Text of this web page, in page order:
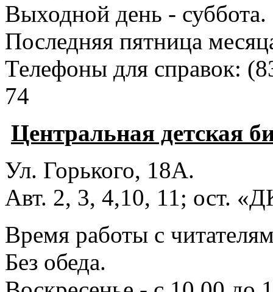
Выходной день - суббота.
Последняя пятница
Телефоны для справок:
74
Центральная детская
Ул. Горького, 18А.
Авт. 2, 3, 4,10, 11; ост.
Время работы с
Без обеда.